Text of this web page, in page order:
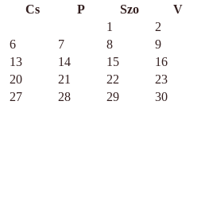
Cs P Szo
V
1
2
6 7 8
9
13 14 15
16
20 21 22
23
27 28 29
30